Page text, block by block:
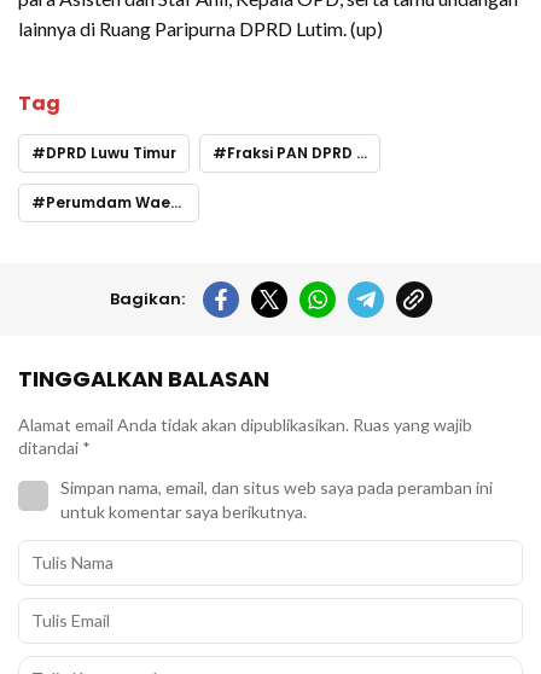
lainnya di Ruang Paripurna DPRD Lutim. (up)
Tag
DPRD Luwu Timur Fraksi PAN DPRD Lutim
Perumdam Waemami Luwu Timur
Bagikan:
TINGGALKAN BALASAN
Alamat email Anda tidak akan dipublikasikan. Ruas yang wajib
ditandai *
Simpan nama, email, dan situs web saya pada peramban ini
untuk komentar saya berikutnya.